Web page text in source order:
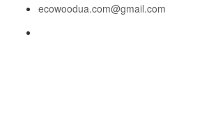
ecowoodua.com@gmail.com